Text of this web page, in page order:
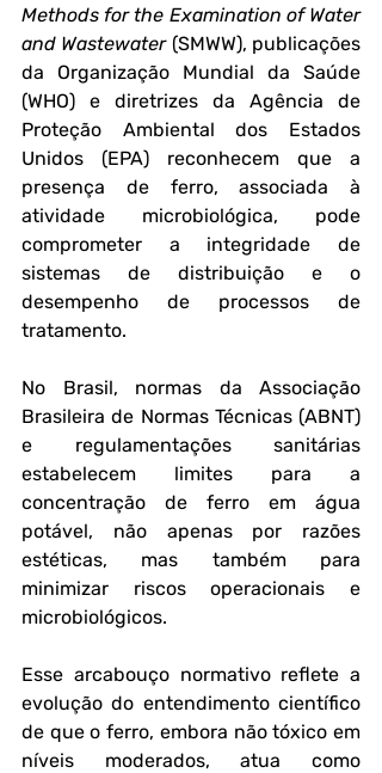
Methods for the Examination of Water
and Wastewater (SMWW), publicações
da Organização Mundial da Saúde
(WHO) e diretrizes da Agência de
Proteção Ambiental dos Estados
Unidos (EPA) reconhecem que a
presença de ferro, associada à
atividade microbiológica, pode
comprometer a integridade de
sistemas de distribuição e o
desempenho de processos de
tratamento.
No Brasil, normas da Associação
Brasileira de Normas Técnicas (ABNT)
e regulamentações sanitárias
estabelecem limites para a
concentração de ferro em água
potável, não apenas por razões
estéticas, mas também para
minimizar riscos operacionais e
microbiológicos.
Esse arcabouço normativo reflete a
evolução do entendimento científico
de que o ferro, embora não tóxico em
níveis moderados, atua como